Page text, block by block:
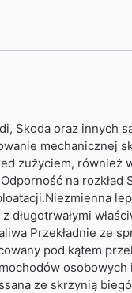
Skoda oraz innych
mechanicznej
zużyciem, również
na
Przekładnie ze
pod kątem
ze skrzynią